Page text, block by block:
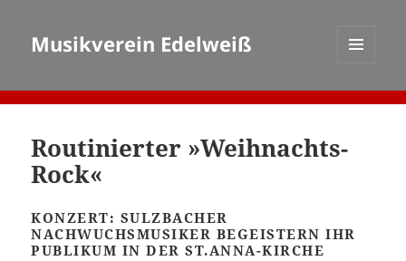
Musikverein Edelweiß
WIDGETS
Routinierter »Weihnachts-
Rock«
KONZERT: SULZBACHER
NACHWUCHSMUSIKER BEGEISTERN IHR
PUBLIKUM IN DER ST.ANNA-KIRCHE